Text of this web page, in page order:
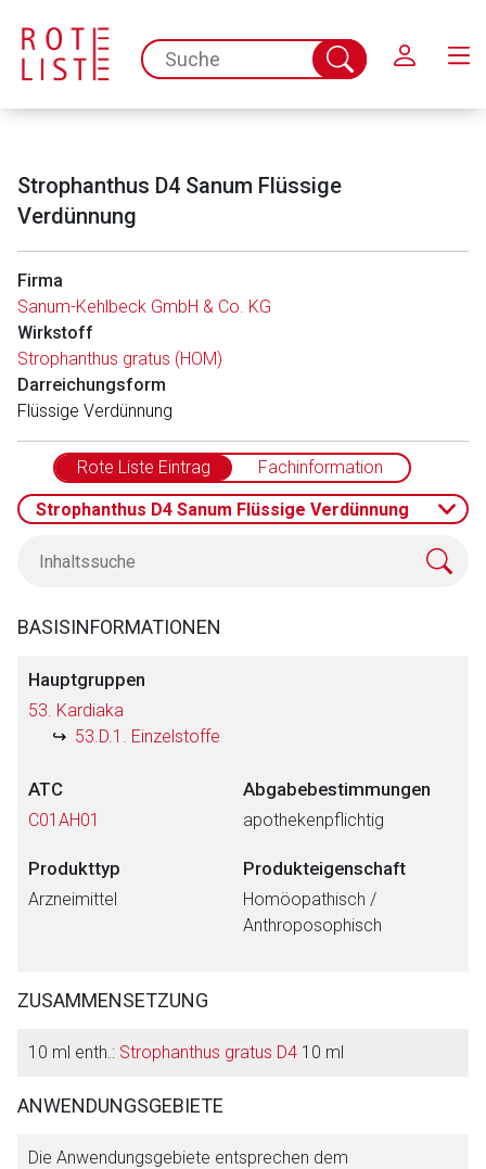
spc.search.input.placeholder
Suche
abschicken
Strophanthus D4 Sanum Flüssige
Verdünnung
Firma
Sanum-Kehlbeck GmbH & Co. KG
Wirkstoff
Strophanthus gratus (HOM)
Darreichungsform
Flüssige Verdünnung
Rote Liste Eintrag Fachinformation
Strophanthus D4 Sanum Flüssige Verdünnung
BASISINFORMATIONEN
Hauptgruppen
53. Kardiaka
53.D.1. Einzelstoffe
ATC
C01AH01
Abgabebestimmungen
apothekenpflichtig
Produkttyp
Arzneimittel
Produkteigenschaft
Homöopathisch /
Anthroposophisch
ZUSAMMENSETZUNG
10 ml enth.: Strophanthus gratus D4 10 ml
ANWENDUNGSGEBIETE
Die Anwendungsgebiete entsprechen dem